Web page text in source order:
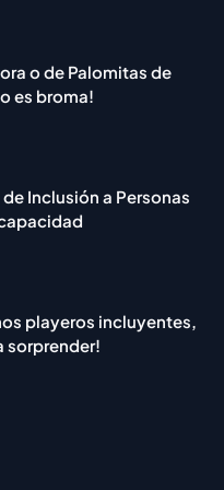
o de Palomitas de
es broma!
de Inclusión a Personas
playeros incluyentes,
sorprender!